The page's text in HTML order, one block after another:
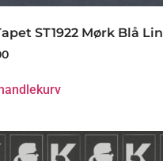
ST1922 Mørk Blå Lin